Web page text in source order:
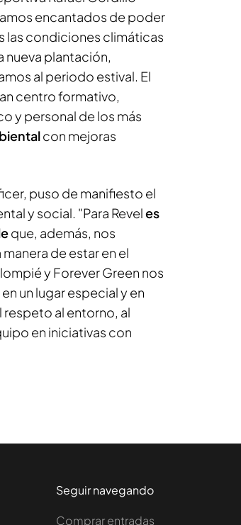
encantados de poder
las condiciones climáticas
nueva plantación,
al periodo estival. El
centro formativo,
y personal de los más
con mejoras
puso de manifiesto el
y social. "Para Reveles
que, además, nos
de estar en el
y Forever Green nos
un lugar especial y en
respeto al entorno, al
en iniciativas con
Seguir navegando
Comprar entradas